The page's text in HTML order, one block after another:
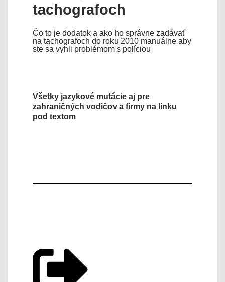
tachografoch
Čo to je dodatok a ako ho správne zadávať
na tachografoch do roku 2010 manuálne aby
ste sa vyhli problémom s políciou
Všetky jazykové mutácie aj pre
zahraničných vodičov a firmy na linku
pod textom